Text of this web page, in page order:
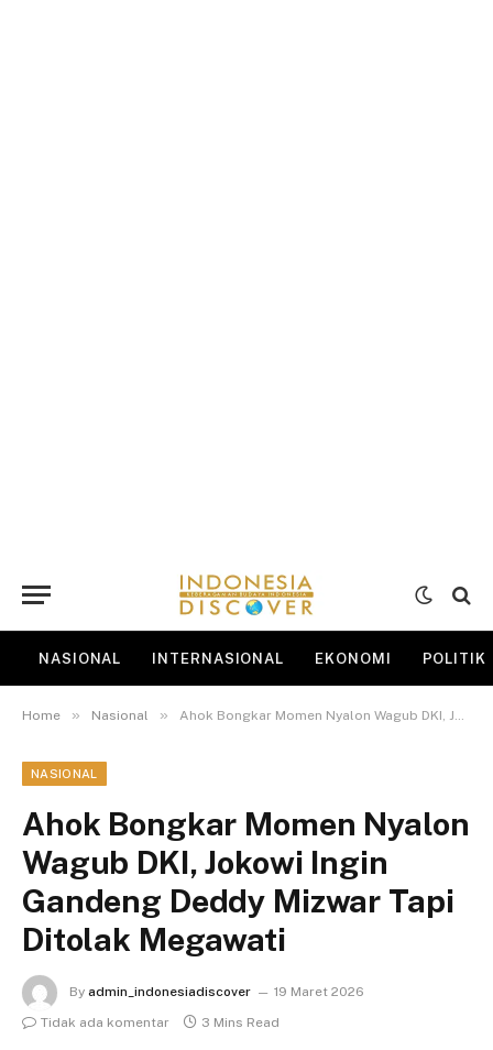
NASIONAL INTERNASIONAL EKONOMI POLITIK
Home » Nasional » Ahok Bongkar Momen Nyalon Wagub DKI, Jokowi Ingin Gandeng Deddy Mizwar Tapi Ditolak Megawati
NASIONAL
Ahok Bongkar Momen Nyalon
Wagub DKI, Jokowi Ingin
Gandeng Deddy Mizwar Tapi
Ditolak Megawati
By admin_indonesiadiscover
19 Maret 2026
Tidak ada komentar
3 Mins Read